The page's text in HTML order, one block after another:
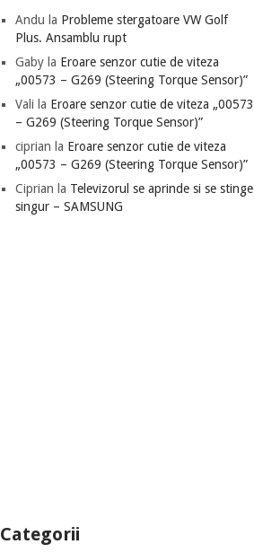
Andu la Probleme stergatoare VW Golf
Plus. Ansamblu rupt
Gaby la Eroare senzor cutie de viteza
„00573 – G269 (Steering Torque Sensor)”
Vali la Eroare senzor cutie de viteza „00573
– G269 (Steering Torque Sensor)”
ciprian la Eroare senzor cutie de viteza
„00573 – G269 (Steering Torque Sensor)”
Ciprian la Televizorul se aprinde si se stinge
singur – SAMSUNG
Categorii